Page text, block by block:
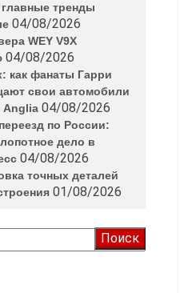
тренды
04/08/2026
WEY V9X
04/08/2026
как фанаты Гарри
свои автомобили
Anglia 04/08/2026
по России:
дело в
04/08/2026
точных деталей
01/08/2026